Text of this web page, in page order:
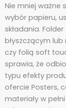
Nie mniej ważne
wybór papieru,
składania.
błyszczącym
czy folią soft
sprawia, że
typu efekty
ofercie Posters,
materiały w